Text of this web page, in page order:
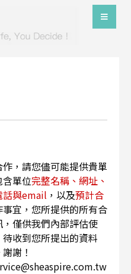
，請您儘可能提供貴單
單位完整名稱、網址、
話與email ，以及預計合
事宜，您所提供的所有合
僅供我們內部評估使
收到您所提出的資料
謝！